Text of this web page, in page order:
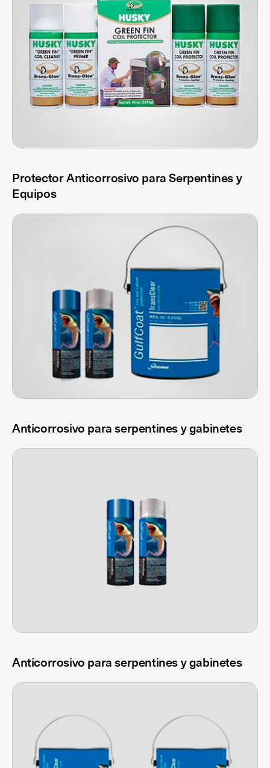
Protector Anticorrosivo para Serpentines y
Equipos
Anticorrosivo para serpentines y gabinetes
Anticorrosivo para serpentines y gabinetes